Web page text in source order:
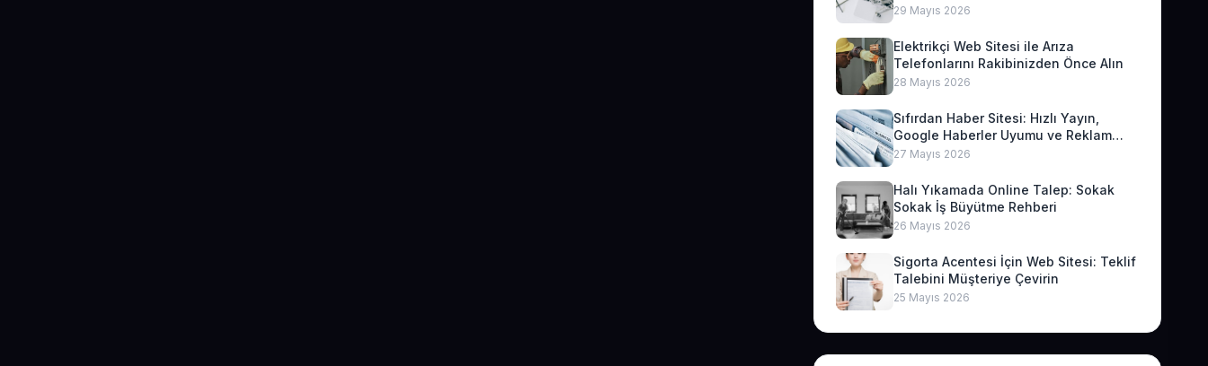
29 Mayıs 2026
Elektrikçi Web Sitesi ile Arıza
Telefonlarını Rakibinizden Önce Alın
28 Mayıs 2026
Sıfırdan Haber Sitesi: Hızlı Yayın,
Google Haberler Uyumu ve Reklam
Geliri
27 Mayıs 2026
Halı Yıkamada Online Talep: Sokak
Sokak İş Büyütme Rehberi
26 Mayıs 2026
Sigorta Acentesi İçin Web Sitesi: Teklif
Talebini Müşteriye Çevirin
25 Mayıs 2026